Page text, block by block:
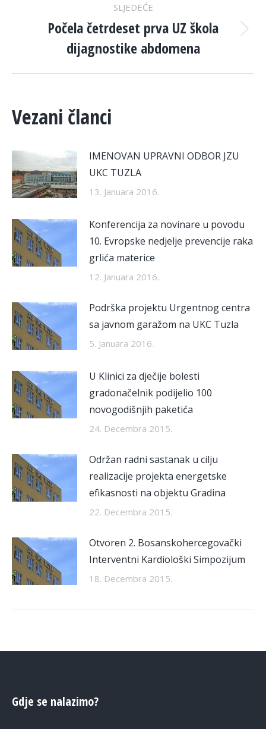
SLJEDEĆE
Next
post:
Počela četrdeset prva UZ škola
dijagnostike abdomena
Vezani članci
IMENOVAN UPRAVNI ODBOR JZU
UKC TUZLA
13. Januara 2016.
Konferencija za novinare u povodu
10. Evropske nedjelje prevencije raka
grlića materice
12. Januara 2016.
Podrška projektu Urgentnog centra
sa javnom garažom na UKC Tuzla
5. Januara 2016.
U Klinici za dječije bolesti
gradonačelnik podijelio 100
novogodišnjih paketića
24. Decembra 2015.
Održan radni sastanak u cilju
realizacije projekta energetske
efikasnosti na objektu Gradina
22. Decembra 2015.
Otvoren 2. Bosanskohercegovački
Interventni Kardiološki Simpozijum
18. Decembra 2015.
Gdje se nalazimo?